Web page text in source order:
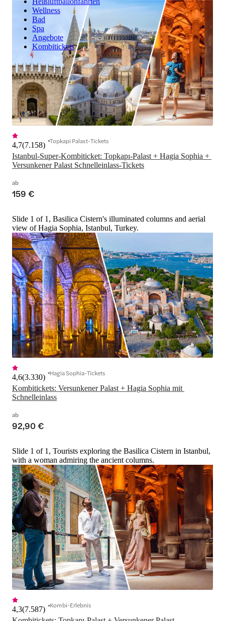
Wellness
Bad
Spa
Angebote
Kombitickets
Istanbul-Super-Kombiticket: Topkapı-Palast + Hagia Sophia +
Versunkener Palast Schnelleinlass-Tickets
4,7(7.158) Topkapi Palast-Tickets
ab
159 €
Slide 1 of 1, Basilica Cistern's illuminated columns and aerial
view of Hagia Sophia, Istanbul, Turkey.
Kombitickets: Versunkener Palast + Hagia Sophia mit
Schnelleinlass
4,6(3.330) Hagia Sophia-Tickets
ab
92,90 €
Slide 1 of 1, Tourists exploring the Basilica Cistern in Istanbul,
with a woman admiring the ancient columns.
4,3(7.587) Kombi-Erlebnis